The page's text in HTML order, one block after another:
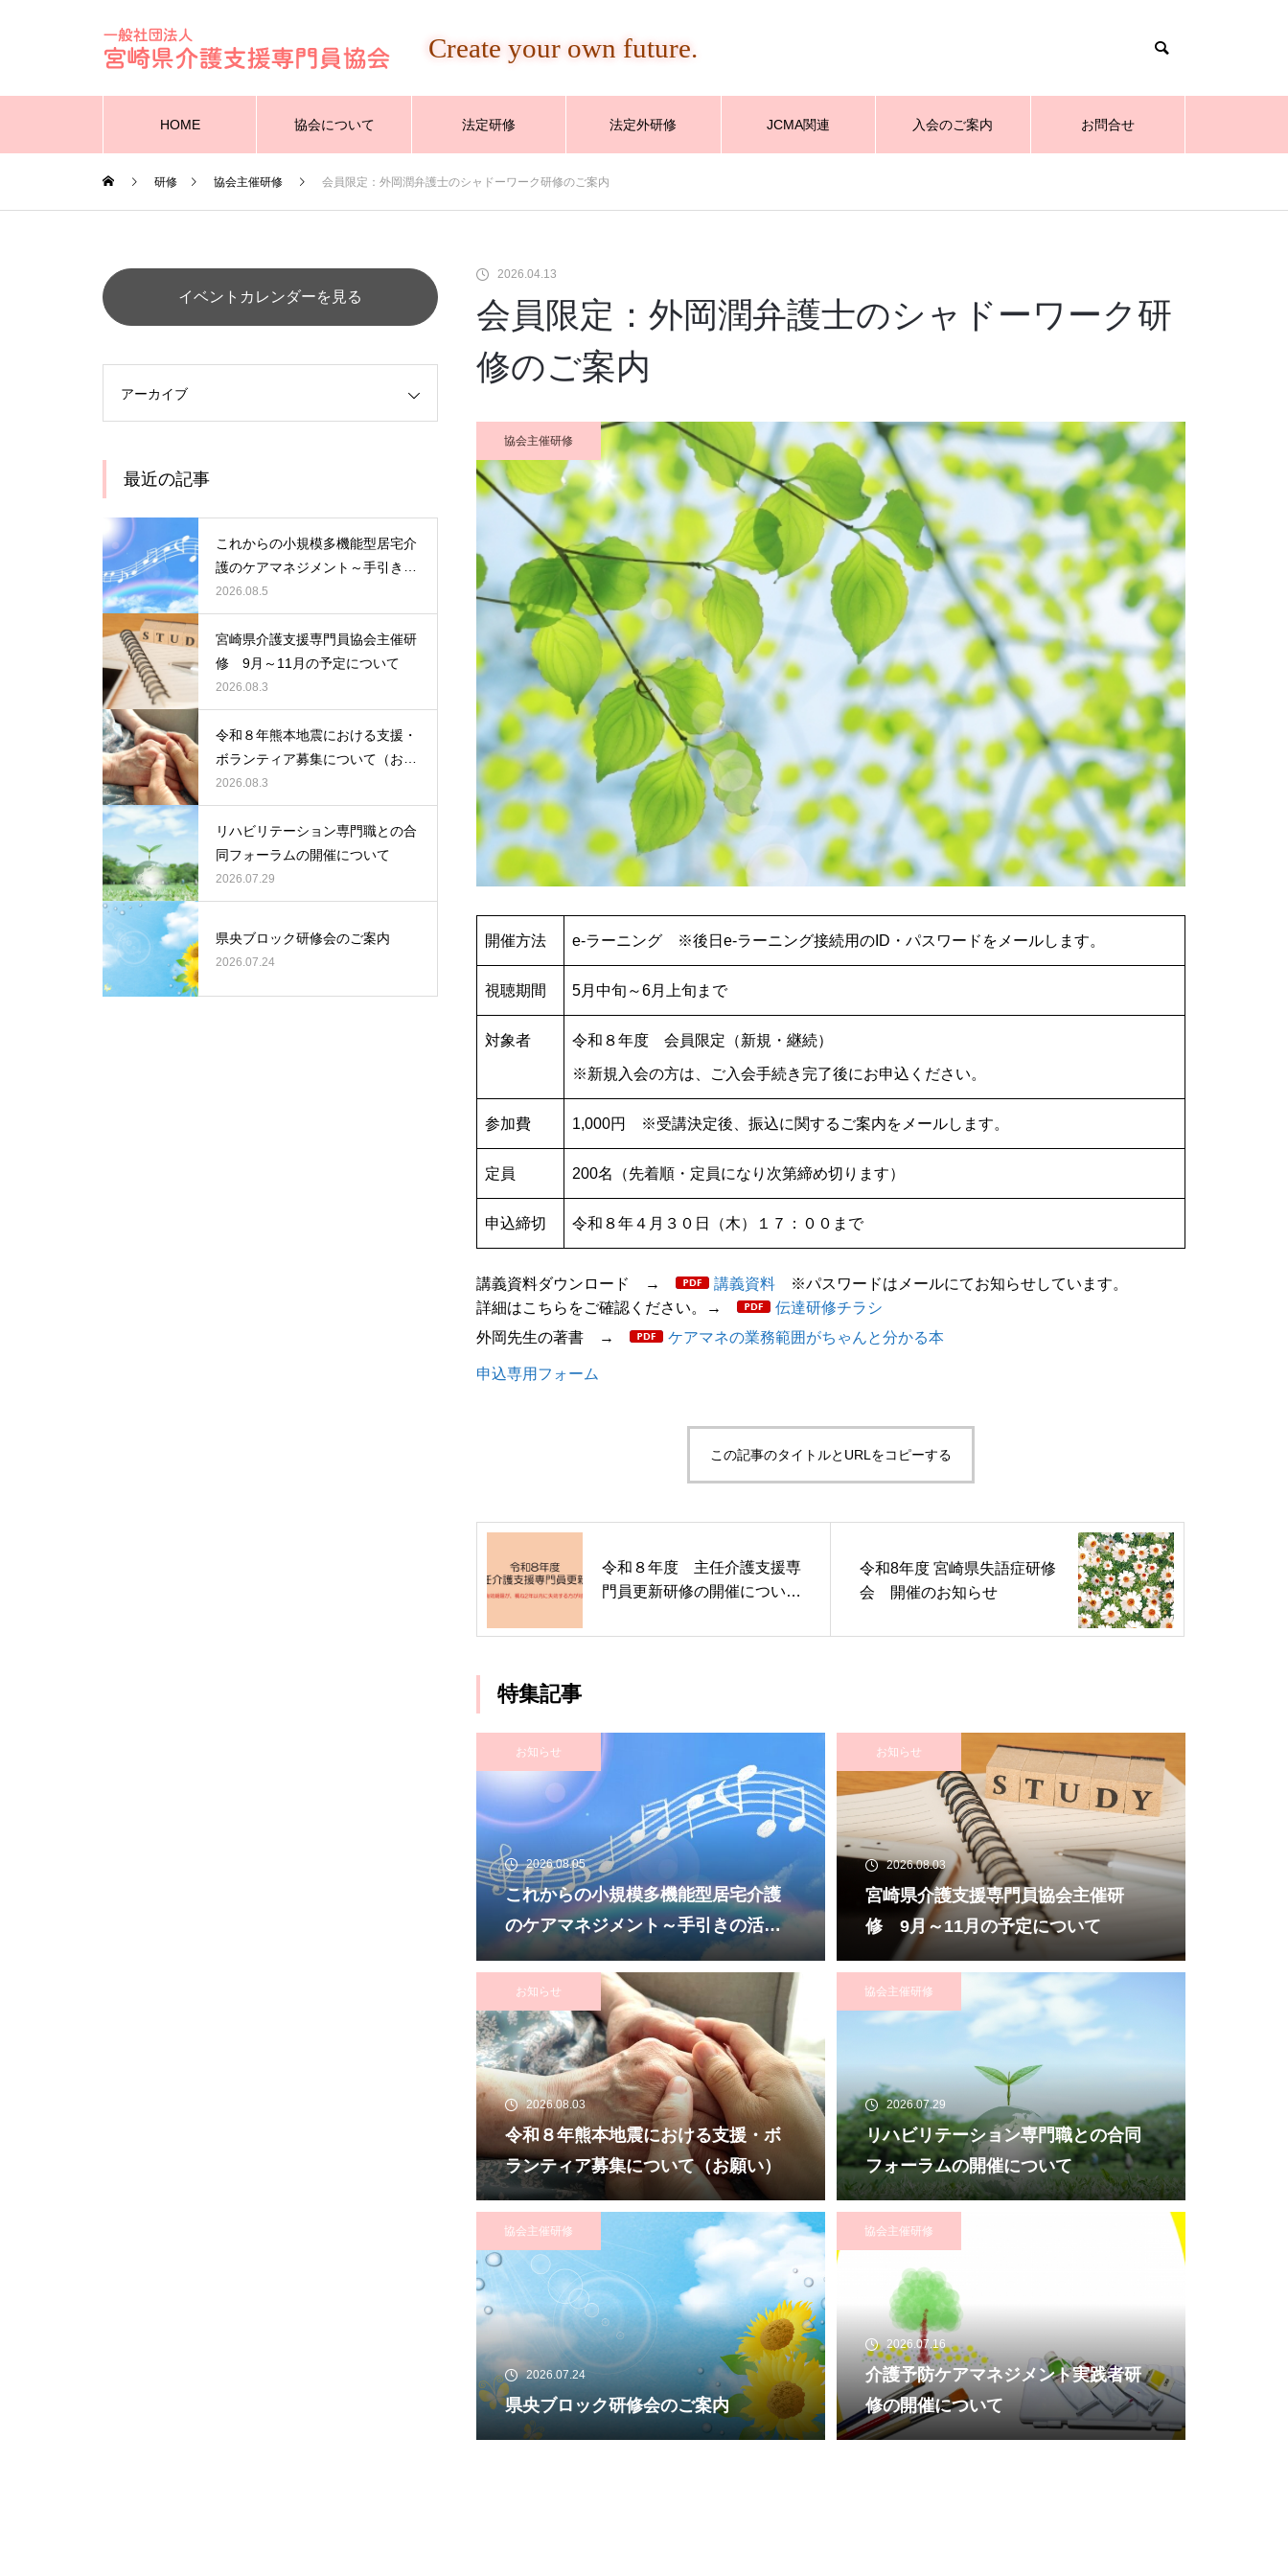
Create your own future.
HOME 協会について 法定研修 法定外研修 JCMA関連 入会のご案内 お問合せ
研修 協会主催研修 会員限定：外岡潤弁護士のシャドーワーク研修のご案内
2026.04.13
会員限定：外岡潤弁護士のシャドーワーク研
修のご案内
協会主催研修
開催方法 e-ラーニング ※後日e-ラーニング接続用のID・パスワードをメールします。
視聴期間 5月中旬～6月上旬まで
対象者 令和８年度 会員限定（新規・継続）
※新規入会の方は、ご入会手続き完了後にお申込ください。
参加費 1,000円 ※受講決定後、振込に関するご案内をメールします。
定員 200名（先着順・定員になり次第締め切ります）
申込締切 令和８年４月３０日（木）１７：００まで
講義資料ダウンロード → 講義資料 ※パスワードはメールにてお知らせしています。
詳細はこちらをご確認ください。→
伝達研修チラシ
外岡先生の著書 →
ケアマネの業務範囲がちゃんと分かる本
申込専用フォーム
この記事のタイトルとURLをコピーする
令和８年度 主任介護支援専
門員更新研修の開催につい
令和8年度 宮崎県失語症研修
会 開催のお知らせ
特集記事
お知らせ
2026.08.05
これからの小規模多機能型居宅介護
のケアマネジメント～手引きの活用
と実践から学ぶ、利用者・家族・地
域を支える力～ 受講者の募集につ
いて
お知らせ
2026.08.03
宮崎県介護支援専門員協会主催研
修 9月～11月の予定について
お知らせ
2026.08.03
令和８年熊本地震における支援・ボ
ランティア募集について（お願い）
協会主催研修
2026.07.29
リハビリテーション専門職との合同
フォーラムの開催について
協会主催研修
2026.07.24
県央ブロック研修会のご案内
協会主催研修
2026.07.16
介護予防ケアマネジメント実践者研
修の開催について
イベントカレンダーを見る
アーカイブ
最近の記事
これからの小規模多機能型居宅介
護のケアマネジメント～手引きの
活用と実践から学ぶ、利用者・家
族・地域を支える力～ 受講者の
募集について
2026.08.5
宮崎県介護支援専門員協会主催研
修 9月～11月の予定について
2026.08.3
令和８年熊本地震における支援・
ボランティア募集について（お願
い）
2026.08.3
リハビリテーション専門職との合
同フォーラムの開催について
2026.07.29
県央ブロック研修会のご案内
2026.07.24